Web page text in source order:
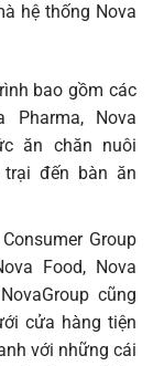
hệ thống Nova
bao gồm các
Nova
ăn chăn nuôi
đến bàn ăn
Group
Food, Nova
cũng
cửa hàng tiện
với những cái